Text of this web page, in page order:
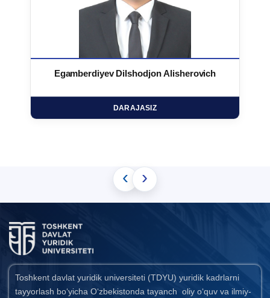
Egamberdiyev Dilshodjon Alisherovich
DARAJASIZ
‹ ›
Toshkent davlat yuridik universiteti (TDYU) yuridik kadrlarni
tayyorlash bo‘yicha O‘zbekistonda tayanch oliy o‘quv va ilmiy-